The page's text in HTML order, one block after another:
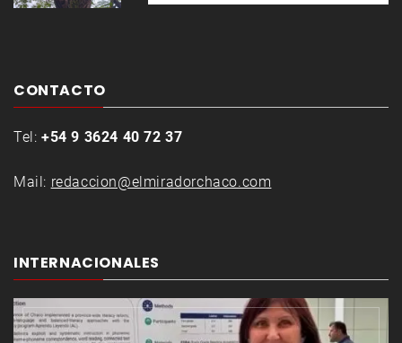
CONTACTO
Tel: +54 9 3624 40 72 37
Mail: redaccion@elmiradorchaco.com
INTERNACIONALES